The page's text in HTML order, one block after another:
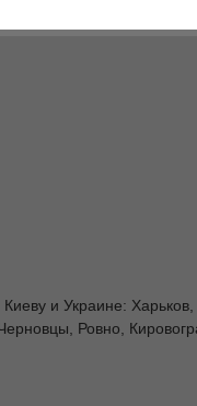
и Украине:
Ровно,